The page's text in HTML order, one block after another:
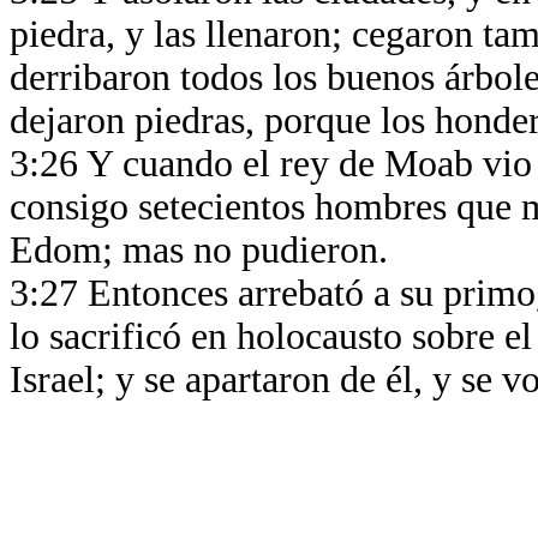
piedra, y las llenaron; cegaron
derribaron todos los buenos
dejaron piedras, porque los
3:26 Y cuando el rey de Moab
consigo setecientos hombres que
Edom; mas no pudieron.
3:27 Entonces arrebató a su
lo sacrificó en holocausto sobre
Israel; y se apartaron de él, y se